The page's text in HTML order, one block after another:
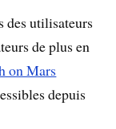
des utilisateurs
de plus en
on Mars
depuis